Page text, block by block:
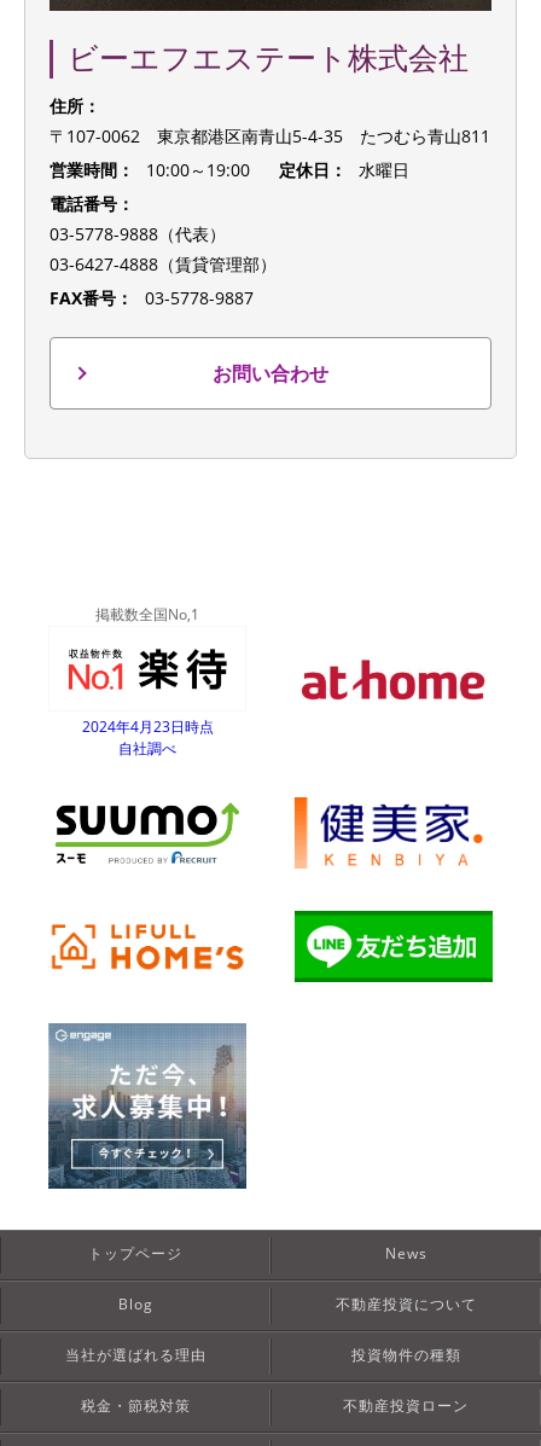
ビーエフエステート株式会社
住所：
〒107-0062 東京都港区南青山5-4-35 たつむら青山811
営業時間：
10:00～19:00 定休日：
水曜日
電話番号：
03-5778-9888（代表）
03-6427-4888（賃貸管理部）
FAX番号：
03-5778-9887
お問い合わせ
掲載数全国No,1
2024年4月23日時点
自社調べ
トップページ News
Blog 不動産投資について
当社が選ばれる理由 投資物件の種類
税金・節税対策 不動産投資ローン